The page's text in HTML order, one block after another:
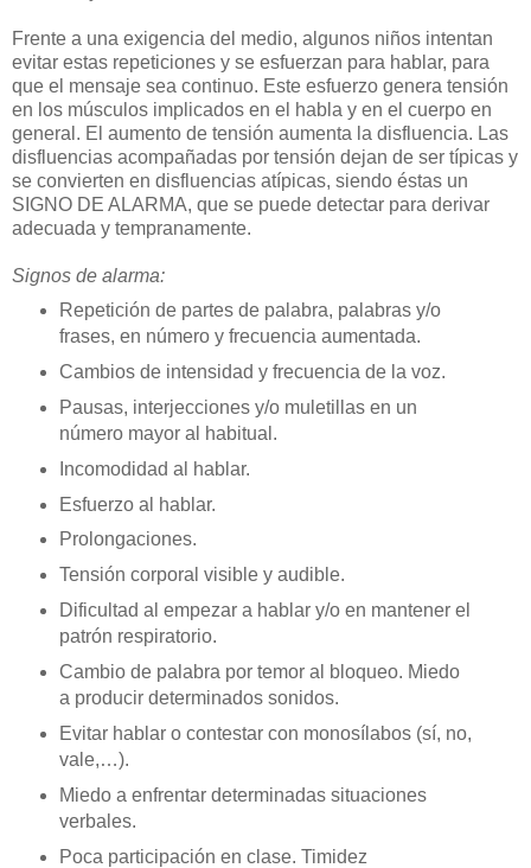
Frente a una exigencia del medio, algunos niños intentan
evitar estas repeticiones y se esfuerzan para hablar, para
que el mensaje sea continuo. Este esfuerzo genera tensión
en los músculos implicados en el habla y en el cuerpo en
general. El aumento de tensión aumenta la disfluencia. Las
disfluencias acompañadas por tensión dejan de ser típicas y
se convierten en disfluencias atípicas, siendo éstas un
SIGNO DE ALARMA, que se puede detectar para derivar
adecuada y tempranamente.
Signos de alarma:
Repetición de partes de palabra, palabras y/o
frases, en número y frecuencia aumentada.
Cambios de intensidad y frecuencia de la voz.
Pausas, interjecciones y/o muletillas en un
número mayor al habitual.
Incomodidad al hablar.
Esfuerzo al hablar.
Prolongaciones.
Tensión corporal visible y audible.
Dificultad al empezar a hablar y/o en mantener el
patrón respiratorio.
Cambio de palabra por temor al bloqueo. Miedo
a producir determinados sonidos.
Evitar hablar o contestar con monosílabos (sí, no,
vale,…).
Miedo a enfrentar determinadas situaciones
verbales.
Poca participación en clase. Timidez